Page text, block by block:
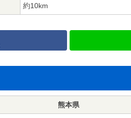
約10km
熊本県